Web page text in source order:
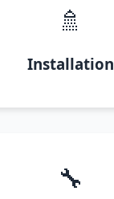
🚿
Installation
🔧